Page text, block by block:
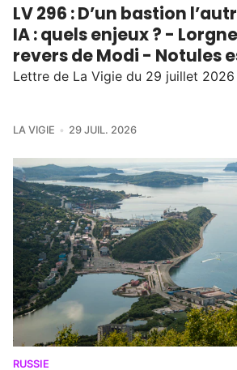
LV 296 : D’un bastion
IA : quels enjeux ? -
revers de Modi - Notules
Lettre de La Vigie du 29 juillet 2026
LA VIGIE 29 JUIL. 2026
RUSSIE